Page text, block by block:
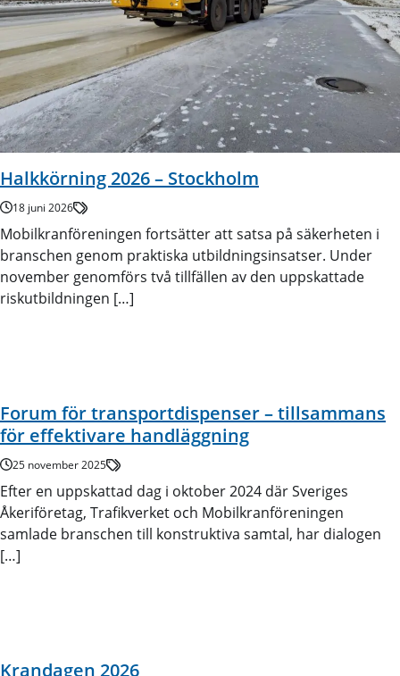
Halkkörning 2026 – Stockholm
18 juni 2026
Mobilkranföreningen fortsätter att satsa på säkerheten i
branschen genom praktiska utbildningsinsatser. Under
november genomförs två tillfällen av den uppskattade
riskutbildningen […]
Forum för transportdispenser – tillsammans
för effektivare handläggning
25 november 2025
Efter en uppskattad dag i oktober 2024 där Sveriges
Åkeriföretag, Trafikverket och Mobilkranföreningen
samlade branschen till konstruktiva samtal, har dialogen
[…]
Krandagen 2026